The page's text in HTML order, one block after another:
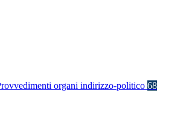
organi indirizzo-politico 68